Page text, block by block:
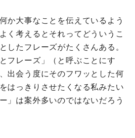
か大事なことを伝えているよう
く考えるとそれってどういうこ
したフレーズがたくさんある。
フレーズ」（と呼ぶことにす
出会う度にそのフワッとした何
はっきりさせたくなる私みたい
」は案外多いのではないだろう